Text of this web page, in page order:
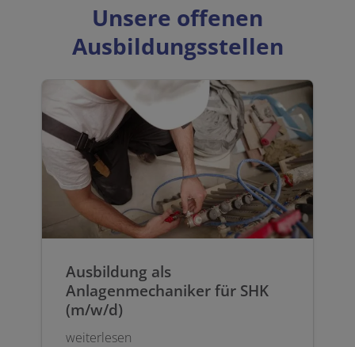
Unsere offenen
Ausbildungsstellen
Ausbildung als
Anlagenmechaniker für SHK
(m/w/d)
weiterlesen